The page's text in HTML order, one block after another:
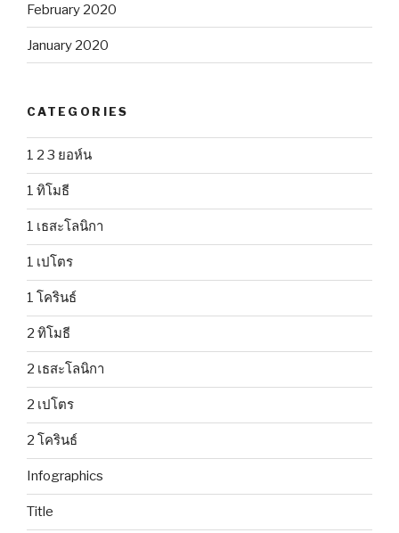
February 2020
January 2020
CATEGORIES
1 2 3 ยอห์น
1 ทิโมธี
1 เธสะโลนิกา
1 เปโตร
1 โครินธ์
2 ทิโมธี
2 เธสะโลนิกา
2 เปโตร
2 โครินธ์
Infographics
Title